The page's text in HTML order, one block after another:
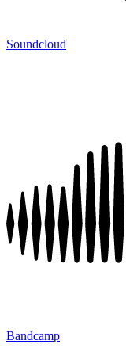
Soundcloud
Bandcamp